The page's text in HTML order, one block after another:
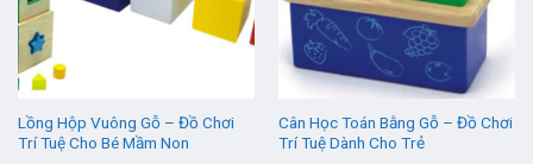
Lồng Hộp Vuông Gỗ – Đồ Chơi
Trí Tuệ Cho Bé Mầm Non
Cân Học Toán Bằng Gỗ – Đồ Chơi
Trí Tuệ Dành Cho Trẻ